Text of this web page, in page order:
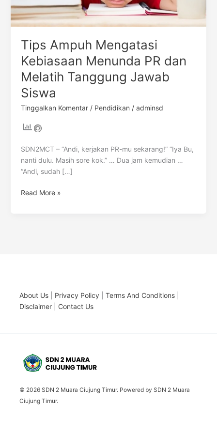
Tips Ampuh Mengatasi
Kebiasaan Menunda PR dan
Melatih Tanggung Jawab
Siswa
Tinggalkan Komentar / Pendidikan / adminsd
SDN2MCT – “Andi, kerjakan PR-mu sekarang!” “Iya Bu,
nanti dulu. Masih sore kok.” … Dua jam kemudian …
“Andi, sudah […]
Tanggung
Jawab
Siswa
Read More »
About Us Privacy Policy Terms And Conditions
Disclaimer
Contact Us
© 2026 SDN 2 Muara Ciujung Timur. Powered by SDN 2 Muara
Ciujung Timur.